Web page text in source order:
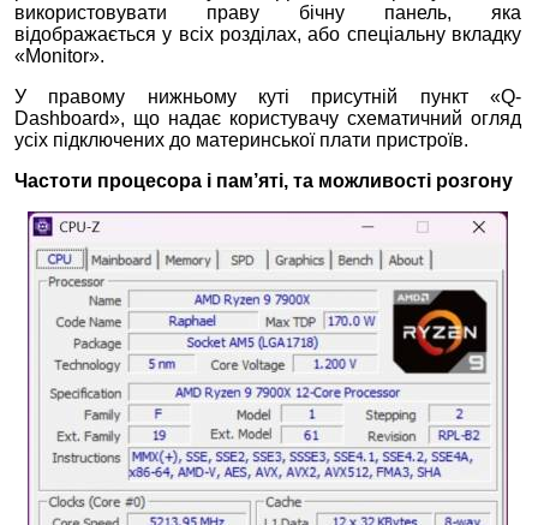
використовувати праву бічну панель, яка
відображається у всіх розділах, або спеціальну вкладку
«Monitor».
У правому нижньому куті присутній пункт «Q-
Dashboard», що надає користувачу схематичний огляд
усіх підключених до материнської плати пристроїв.
Частоти процесора і пам’яті, та можливості розгону